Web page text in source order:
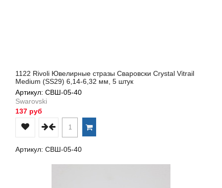
1122 Rivoli Ювелирные стразы Сваровски Crystal Vitrail
Medium (SS29) 6,14-6,32 мм, 5 штук
Артикул: СВШ-05-40
Swarovski
137 руб
Артикул: СВШ-05-40